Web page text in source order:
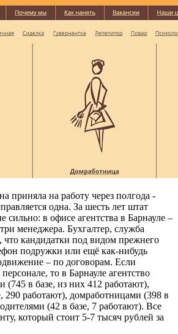
приняла на работу через полгода -
одна. За шесть лет штат
в офисе агентства в Барнауле –
менеджера. Бухгалтер, служба
что кандидатки под видом прежнего
подружки или ещё как-нибудь
– по договорам. Если
то в Барнауле агентство
(745 в базе, из них 412 работают),
290 работают), домработницами (398 в
(42 в базе, 7 работают). Все
который стоит 5-7 тысяч рублей за